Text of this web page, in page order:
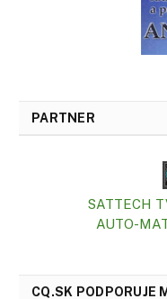
PARTNER
SATTECH
AUTO-
CQ.SK PODPORUJE